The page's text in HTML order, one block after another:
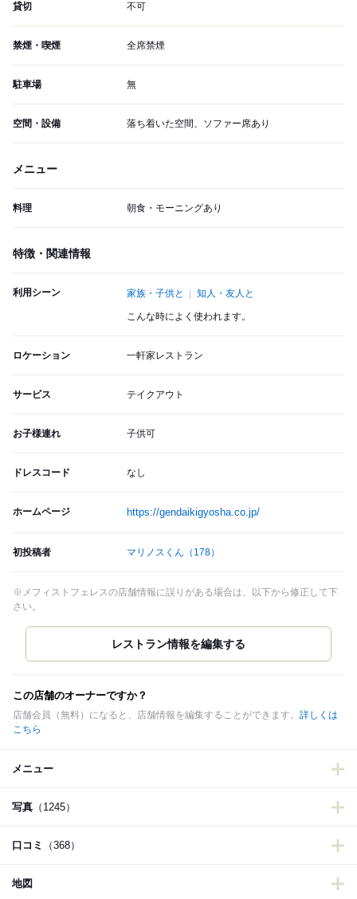
貸切 不可
禁煙・喫煙 全席禁煙
駐車場 無
空間・設備 落ち着いた空間、ソファー席あり
メニュー
料理 朝食・モーニングあり
特徴・関連情報
利用シーン 家族・子供と 知人・友人と
こんな時によく使われます。
ロケーション 一軒家レストラン
サービス テイクアウト
お子様連れ 子供可
ドレスコード なし
ホームページ https://gendaikigyosha.co.jp/
初投稿者 マリノスくん （178）
※メフィストフェレスの店舗情報に誤りがある場合は、以下から修正して下
さい。
この店舗のオーナーですか？
店舗会員（無料）になると、店舗情報を編集することができます。 詳しくは
こちら
メニュー
写真 （1245）
口コミ （368）
地図